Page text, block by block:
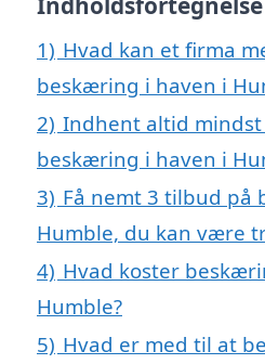
1) Hvad kan et firma
beskæring i haven i
2) Indhent altid
beskæring i haven i
3) Få nemt 3 tilbud på
Humble, du kan være
4) Hvad koster
Humble?
5) Hvad er med til at